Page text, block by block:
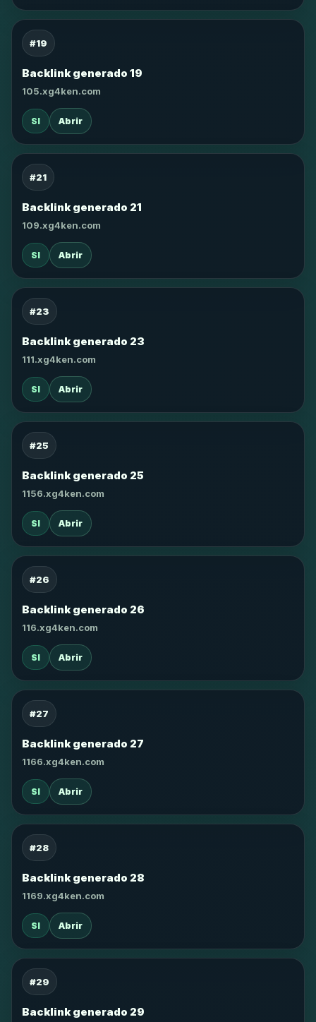
#19
Backlink generado 19
105.xg4ken.com
SI Abrir
#21
Backlink generado 21
109.xg4ken.com
SI Abrir
#23
Backlink generado 23
111.xg4ken.com
SI Abrir
#25
Backlink generado 25
1156.xg4ken.com
SI Abrir
#26
Backlink generado 26
116.xg4ken.com
SI Abrir
#27
Backlink generado 27
1166.xg4ken.com
SI Abrir
#28
Backlink generado 28
1169.xg4ken.com
SI Abrir
#29
Backlink generado 29